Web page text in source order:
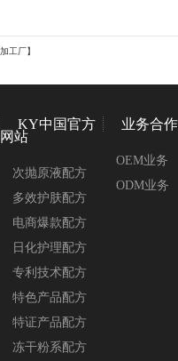
工厂】
KY中国官方
网站
次抛原液配方
多效护肤配方
电商爆款配方
日化护理配方
专利技术配方
特色产品配方
特证产品配方
冻干粉系配方
业务合作
OEM业务
ODM业务